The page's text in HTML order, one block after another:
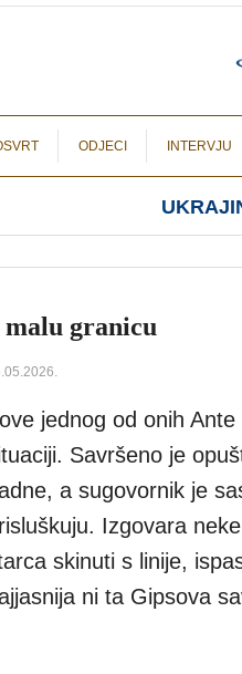
ODJECI INTERVJU
granicu
jednog od onih
Savršeno je
a sugovornik je
Izgovara
skinuti s linije,
ni ta Gipsova